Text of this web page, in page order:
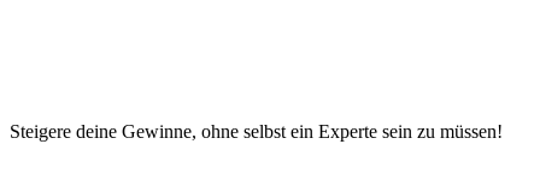
Steigere deine Gewinne, ohne selbst ein Experte sein zu müssen!